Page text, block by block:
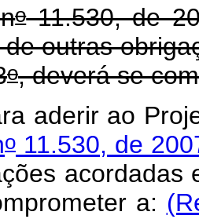
o11.530, de
outras
o, deverá se
aderir ao
o 11.530, de
acordadas
a: